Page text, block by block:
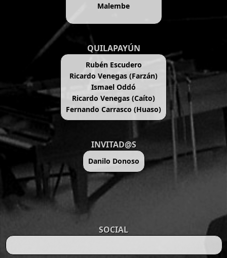
Malembe
QUILAPAYÚN
Rubén Escudero
Ricardo Venegas (Farzán)
Ismael Oddó
Ricardo Venegas (Caíto)
Fernando Carrasco (Huaso)
INVITAD@S
Danilo Donoso
SOCIAL